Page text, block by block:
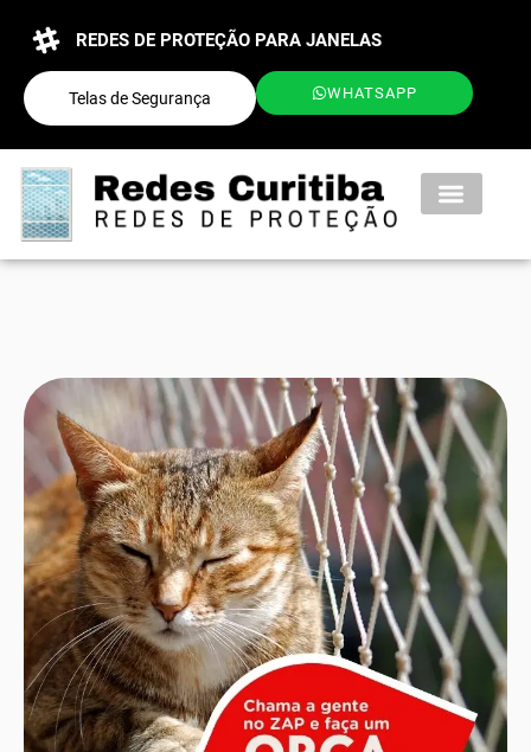
REDES DE PROTEÇÃO PARA JANELAS
Telas de Segurança WHATSAPP